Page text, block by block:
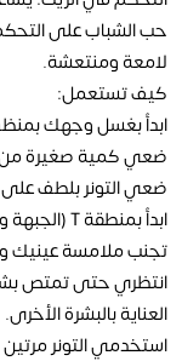
حب الشباب على التحكم
لامعة ومنتعشة.
كيف تستعمل:
ابدأ بغسل وجهك
ضعي كمية صغيرة من
ضعي التونر بلطف
ابدأ بمنطقة T (الجبهة والأنف والذقن)، ثم انتقل إلى الخارج.
تجنب ملامسة عينيك
انتظري حتى تمتص
العناية بالبشرة الأخرى.
استخدمي التونر